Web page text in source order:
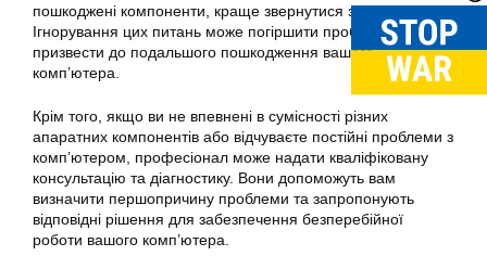
пошкоджені компоненти, краще звернутися за допомогою.
Ігнорування цих питань може погіршити проблему і
призвести до подальшого пошкодження вашого
комп’ютера.
Крім того, якщо ви не впевнені в сумісності різних
апаратних компонентів або відчуваєте постійні проблеми з
комп’ютером, професіонал може надати кваліфіковану
консультацію та діагностику. Вони допоможуть вам
визначити першопричину проблеми та запропонують
відповідні рішення для забезпечення безперебійної
роботи вашого комп’ютера.